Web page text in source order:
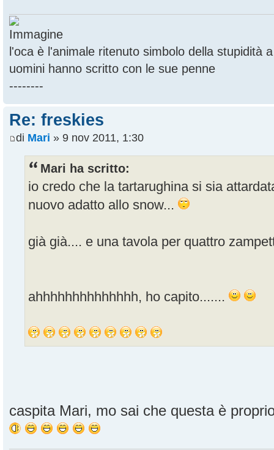
l'oca è l'animale ritenuto simbolo della stupidità
uomini hanno scritto con le sue penne
--------
Re: freskies
di Mari » 9 nov 2011, 1:30
Mari ha scritto:
io credo che la tartarughina si sia
nuovo adatto allo snow...
già già.... e una tavola per quattro
ahhhhhhhhhhhhhh, ho capito.......
caspita Mari, mo sai che questa è